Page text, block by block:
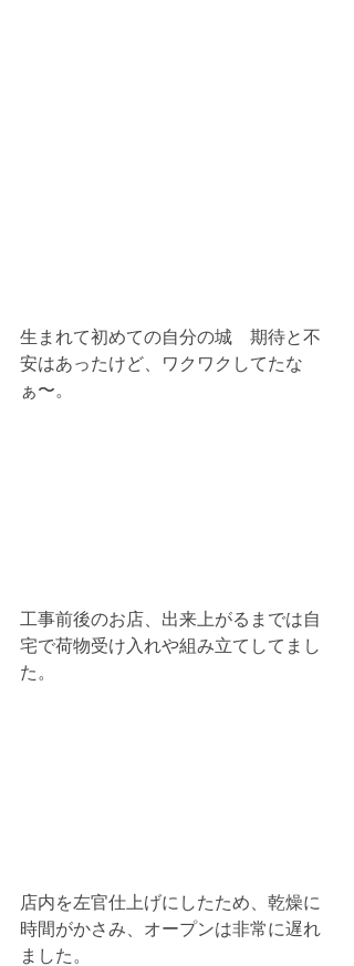
生まれて初めての自分の城　期待と不
安はあったけど、ワクワクしてたな
ぁ〜。
工事前後のお店、出来上がるまでは自
宅で荷物受け入れや組み立てしてまし
た。
店内を左官仕上げにしたため、乾燥に
時間がかさみ、オープンは非常に遅れ
ました。